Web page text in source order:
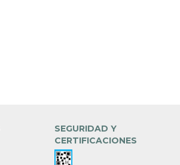
SEGURIDAD Y
CERTIFICACIONES